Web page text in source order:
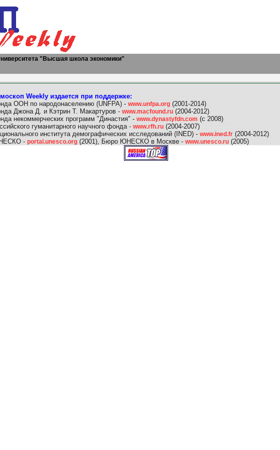
"Высшая школа экономики"
Weekly издается при поддержке:
ООН по народонаселению (UNFPA) -www.unfpa.org(2001-2014)
Джона Д. и Кэтрин Т. Макартуров -www.macfound.ru(2004-2012)
некоммерческих программ "Династия" -www.dynastyfdn.com(с 2008)
гуманитарного научного фонда -www.rfh.ru(2004-2007)
института демографических исследований (INED) -www.ined.fr(2004-2012)
-portal.unesco.org(2001), Бюро ЮНЕСКО в Москве -www.unesco.ru(2005)